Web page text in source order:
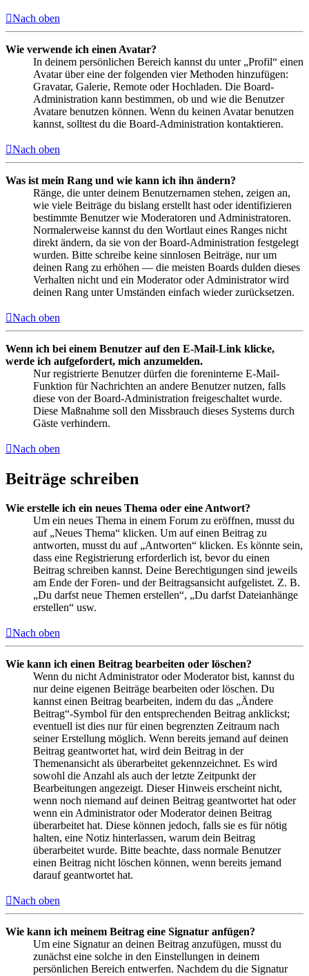
Nach oben
Wie verwende ich einen Avatar?
In deinem persönlichen Bereich kannst du unter „Profil“ einen
Avatar über eine der folgenden vier Methoden hinzufügen:
Gravatar, Galerie, Remote oder Hochladen. Die Board-
Administration kann bestimmen, ob und wie die Benutzer
Avatare benutzen können. Wenn du keinen Avatar benutzen
kannst, solltest du die Board-Administration kontaktieren.
Nach oben
Was ist mein Rang und wie kann ich ihn ändern?
Ränge, die unter deinem Benutzernamen stehen, zeigen an,
wie viele Beiträge du bislang erstellt hast oder identifizieren
bestimmte Benutzer wie Moderatoren und Administratoren.
Normalerweise kannst du den Wortlaut eines Ranges nicht
direkt ändern, da sie von der Board-Administration festgelegt
wurden. Bitte schreibe keine sinnlosen Beiträge, nur um
deinen Rang zu erhöhen — die meisten Boards dulden dieses
Verhalten nicht und ein Moderator oder Administrator wird
deinen Rang unter Umständen einfach wieder zurücksetzen.
Nach oben
Wenn ich bei einem Benutzer auf den E-Mail-Link klicke,
werde ich aufgefordert, mich anzumelden.
Nur registrierte Benutzer dürfen die foreninterne E-Mail-
Funktion für Nachrichten an andere Benutzer nutzen, falls
diese von der Board-Administration freigeschaltet wurde.
Diese Maßnahme soll den Missbrauch dieses Systems durch
Gäste verhindern.
Nach oben
Beiträge schreiben
Wie erstelle ich ein neues Thema oder eine Antwort?
Um ein neues Thema in einem Forum zu eröffnen, musst du
auf „Neues Thema“ klicken. Um auf einen Beitrag zu
antworten, musst du auf „Antworten“ klicken. Es könnte sein,
dass eine Registrierung erforderlich ist, bevor du einen
Beitrag schreiben kannst. Deine Berechtigungen sind jeweils
am Ende der Foren- und der Beitragsansicht aufgelistet. Z. B.
„Du darfst neue Themen erstellen“, „Du darfst Dateianhänge
erstellen“ usw.
Nach oben
Wie kann ich einen Beitrag bearbeiten oder löschen?
Wenn du nicht Administrator oder Moderator bist, kannst du
nur deine eigenen Beiträge bearbeiten oder löschen. Du
kannst einen Beitrag bearbeiten, indem du das „Ändere
Beitrag“-Symbol für den entsprechenden Beitrag anklickst;
eventuell ist dies nur für einen begrenzten Zeitraum nach
seiner Erstellung möglich. Wenn bereits jemand auf deinen
Beitrag geantwortet hat, wird dein Beitrag in der
Themenansicht als überarbeitet gekennzeichnet. Es wird
sowohl die Anzahl als auch der letzte Zeitpunkt der
Bearbeitungen angezeigt. Dieser Hinweis erscheint nicht,
wenn noch niemand auf deinen Beitrag geantwortet hat oder
wenn ein Administrator oder Moderator deinen Beitrag
überarbeitet hat. Diese können jedoch, falls sie es für nötig
halten, eine Notiz hinterlassen, warum dein Beitrag
überarbeitet wurde. Bitte beachte, dass normale Benutzer
einen Beitrag nicht löschen können, wenn bereits jemand
darauf geantwortet hat.
Nach oben
Wie kann ich meinem Beitrag eine Signatur anfügen?
Um eine Signatur an deinen Beitrag anzufügen, musst du
zunächst eine solche in den Einstellungen in deinem
persönlichen Bereich entwerfen. Nachdem du die Signatur